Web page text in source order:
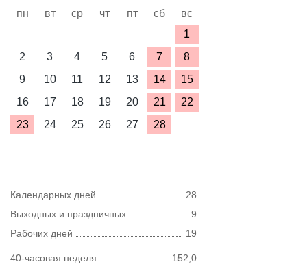
пн вт ср чт пт сб
вс
1
2
3 4 5 6 7
8
9
10 11 12 13 14
15
16
17 18 19 20 21
22
23
24 25 26 27 28
Календарных дней
28
Выходных и праздничных
9
Рабочих дней
19
40-часовая неделя
152,0